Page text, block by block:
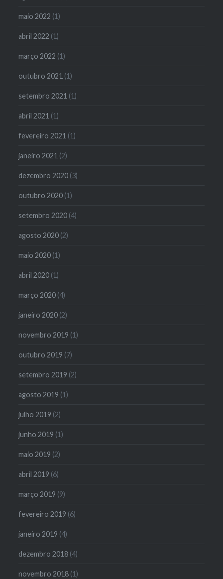
maio 2022 (1)
abril 2022 (1)
março 2022 (1)
outubro 2021 (1)
setembro 2021 (1)
abril 2021 (1)
fevereiro 2021 (1)
janeiro 2021 (2)
dezembro 2020 (3)
outubro 2020 (1)
setembro 2020 (4)
agosto 2020 (2)
maio 2020 (1)
abril 2020 (1)
março 2020 (4)
janeiro 2020 (2)
novembro 2019 (1)
outubro 2019 (7)
setembro 2019 (2)
agosto 2019 (1)
julho 2019 (2)
junho 2019 (1)
maio 2019 (2)
abril 2019 (6)
março 2019 (9)
fevereiro 2019 (6)
janeiro 2019 (4)
dezembro 2018 (4)
novembro 2018 (1)